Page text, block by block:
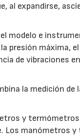
al expandirse,
modelo e
presión máxima,
de vibraciones
la medición de
y
Los manómetros